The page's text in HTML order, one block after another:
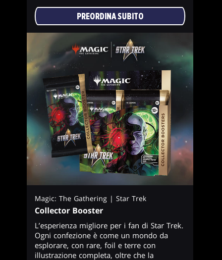
PREORDINA SUBITO
Magic: The Gathering | Star Trek
Collector Booster
L’esperienza migliore per i fan di Star Trek.
Ogni confezione è come un mondo da
esplorare, con rare, foil e terre con
illustrazione completa, oltre che la